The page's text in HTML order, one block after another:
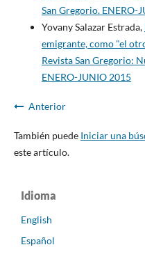
San Gregorio. ENERO-
Yovany Salazar Estrada,
emigrante, como "el
Revista San Gregorio:
ENERO-JUNIO 2015
Anterior
También puede Iniciar una
este artículo.
Idioma
English
Español